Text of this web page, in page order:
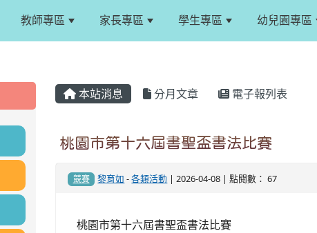
教師專區 家長專區 學生專區 幼兒園專區
本站消息 分月文章 電子報列表
桃園市第十六屆書聖盃書法比賽
競賽 黎育如 -各類活動 | 2026-04-08 | 點閱數： 67
桃園市第十六屆書聖盃書法比賽